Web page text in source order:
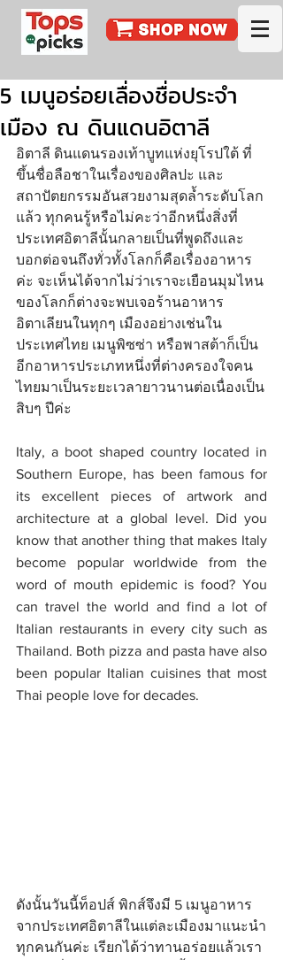
5 เมนูอร่อยเลื่องชื่อประจำ
เมือง ณ ดินแดนอิตาลี
อิตาลี ดินแดนรองเท้าบูทแห่งยุโรปใต้ ที่
ขึ้นชื่อลือชาในเรื่องของศิลปะ และ
สถาปัตยกรรมอันสวยงามสุดล้ำระดับโลก
แล้ว ทุกคนรู้หรือไม่คะว่าอีกหนึ่งสิ่งที่
ประเทศอิตาลีนั้นกลายเป็นที่พูดถึงและ
บอกต่อจนถึงทั่วทั้งโลกก็คือเรื่องอาหาร
ค่ะ จะเห็นได้จากไม่ว่าเราจะเยือนมุมไหน
ของโลกก็ต่างจะพบเจอร้านอาหาร
อิตาเลียนในทุกๆ เมืองอย่างเช่นใน
ประเทศไทย เมนูพิซซ่า หรือพาสต้าก็เป็น
อีกอาหารประเภทหนึ่งที่ต่างครองใจคน
ไทยมาเป็นระยะเวลายาวนานต่อเนื่องเป็น
สิบๆ ปีค่ะ
Italy, a boot shaped country located in
Southern Europe, has been famous for
its excellent pieces of artwork and
architecture at a global level. Did you
know that another thing that makes Italy
become popular worldwide from the
word of mouth epidemic is food? You
can travel the world and find a lot of
Italian restaurants in every city such as
Thailand. Both pizza and pasta have also
been popular Italian cuisines that most
Thai people love for decades.
ดังนั้นวันนี้ท็อปส์ พิกส์จึงมี 5 เมนูอาหาร
จากประเทศอิตาลีในแต่ละเมืองมาแนะนำ
ทุกคนกันค่ะ เรียกได้ว่าทานอร่อยแล้วเรา